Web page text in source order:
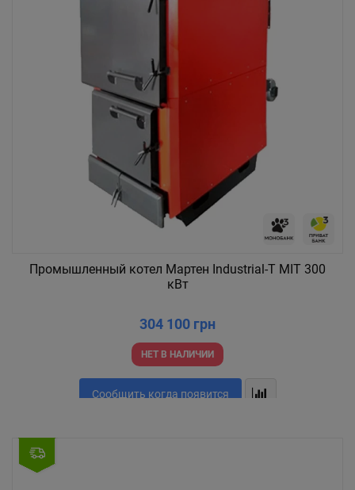
Промышленный котел Мартен Industrial-T MIT 300
кВт
304 100 грн
НЕТ В НАЛИЧИИ
Сообщить когда появится